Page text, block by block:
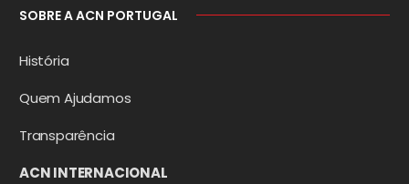
SOBRE A ACN PORTUGAL
História
Quem Ajudamos
Transparência
ACN INTERNACIONAL